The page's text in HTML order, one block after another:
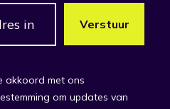
akkoord met ons
om updates van